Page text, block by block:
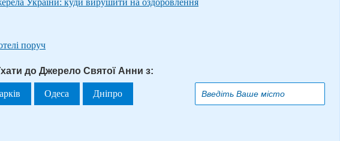
України: куди вирушити на оздоровлення
поруч
до Джерело Святої Анни з:
Одеса Дніпро